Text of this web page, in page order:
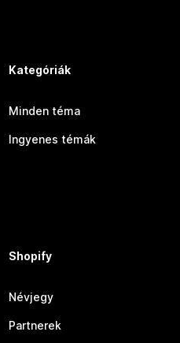
Kategóriák
Minden téma
Ingyenes témák
Shopify
Névjegy
Partnerek